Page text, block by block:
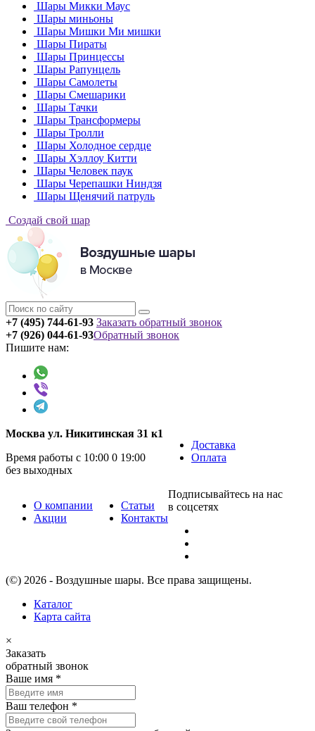
Шары Микки Маус
Шары миньоны
Шары Мишки Ми мишки
Шары Пираты
Шары Принцессы
Шары Рапунцель
Шары Самолеты
Шары Смешарики
Шары Тачки
Шары Трансформеры
Шары Тролли
Шары Холодное сердце
Шары Хэллоу Китти
Шары Человек паук
Шары Черепашки Ниндзя
Шары Щенячий патруль
Создай свой шар
+7 (495) 744-61-93 Заказать обратный звонок
+7 (926) 044-61-93
Пишите нам:
Обратный звонок
Москва ул. Никитинская 31 к1
Время работы с 10:00 0 19:00
без выходных
Доставка
Оплата
О компании
Акции
Статьи
Контакты
Подписывайтесь на нас
в соцсетях
(©) 2026 - Воздушные шары. Все права защищены.
Каталог
Карта сайта
×
Заказать
обратный звонок
Ваше имя *
Ваш телефон *